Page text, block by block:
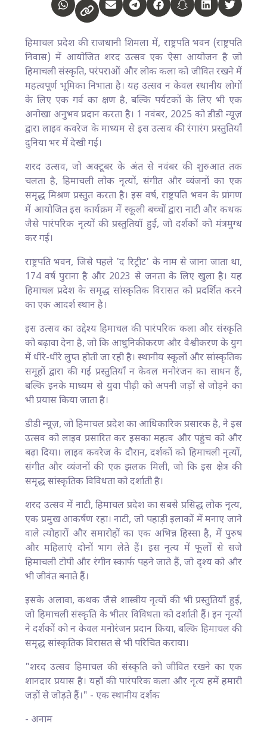
हिमाचल प्रदेश की राजधानी शिमला में, राष्ट्रपति भवन (राष्ट्रपति
निवास) में आयोजित शरद उत्सव एक ऐसा आयोजन है जो
हिमाचली संस्कृति, परंपराओं और लोक कला को जीवित रखने में
महत्वपूर्ण भूमिका निभाता है। यह उत्सव न केवल स्थानीय लोगों
के लिए एक गर्व का क्षण है, बल्कि पर्यटकों के लिए भी एक
अनोखा अनुभव प्रदान करता है। 1 नवंबर, 2025 को डीडी न्यूज़
द्वारा लाइव कवरेज के माध्यम से इस उत्सव की रंगारंग प्रस्तुतियाँ
दुनिया भर में देखी गईं।
शरद उत्सव, जो अक्टूबर के अंत से नवंबर की शुरुआत तक
चलता है, हिमाचली लोक नृत्यों, संगीत और व्यंजनों का एक
समृद्ध मिश्रण प्रस्तुत करता है। इस वर्ष, राष्ट्रपति भवन के प्रांगण
में आयोजित इस कार्यक्रम में स्कूली बच्चों द्वारा नाटी और कथक
जैसे पारंपरिक नृत्यों की प्रस्तुतियाँ हुईं, जो दर्शकों को मंत्रमुग्ध
कर गईं।
राष्ट्रपति भवन, जिसे पहले 'द रिट्रीट' के नाम से जाना जाता था,
174 वर्ष पुराना है और 2023 से जनता के लिए खुला है। यह
हिमाचल प्रदेश के समृद्ध सांस्कृतिक विरासत को प्रदर्शित करने
का एक आदर्श स्थान है।
इस उत्सव का उद्देश्य हिमाचल की पारंपरिक कला और संस्कृति
को बढ़ावा देना है, जो कि आधुनिकीकरण और वैश्वीकरण के युग
में धीरे-धीरे लुप्त होती जा रही है। स्थानीय स्कूलों और सांस्कृतिक
समूहों द्वारा की गई प्रस्तुतियाँ न केवल मनोरंजन का साधन हैं,
बल्कि इनके माध्यम से युवा पीढ़ी को अपनी जड़ों से जोड़ने का
भी प्रयास किया जाता है।
डीडी न्यूज़, जो हिमाचल प्रदेश का आधिकारिक प्रसारक है, ने इस
उत्सव को लाइव प्रसारित कर इसका महत्व और पहुंच को और
बढ़ा दिया। लाइव कवरेज के दौरान, दर्शकों को हिमाचली नृत्यों,
संगीत और व्यंजनों की एक झलक मिली, जो कि इस क्षेत्र की
समृद्ध सांस्कृतिक विविधता को दर्शाती है।
शरद उत्सव में नाटी, हिमाचल प्रदेश का सबसे प्रसिद्ध लोक नृत्य,
एक प्रमुख आकर्षण रहा। नाटी, जो पहाड़ी इलाकों में मनाए जाने
वाले त्योहारों और समारोहों का एक अभिन्न हिस्सा है, में पुरुष
और महिलाएं दोनों भाग लेते हैं। इस नृत्य में फूलों से सजे
हिमाचली टोपी और रंगीन स्कार्फ पहने जाते हैं, जो दृश्य को और
भी जीवंत बनाते हैं।
इसके अलावा, कथक जैसे शास्त्रीय नृत्यों की भी प्रस्तुतियाँ हुईं,
जो हिमाचली संस्कृति के भीतर विविधता को दर्शाती हैं। इन नृत्यों
ने दर्शकों को न केवल मनोरंजन प्रदान किया, बल्कि हिमाचल की
समृद्ध सांस्कृतिक विरासत से भी परिचित कराया।
"शरद उत्सव हिमाचल की संस्कृति को जीवित रखने का एक
शानदार प्रयास है। यहाँ की पारंपरिक कला और नृत्य हमें हमारी
जड़ों से जोड़ते हैं।" - एक स्थानीय दर्शक
- अनाम